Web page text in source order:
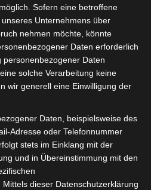
quia voluptas sit
sed quia consequuntur
voluptatem sequi
est, qui dolorem ipsum
adipisci velit.
Naming
Sofern eine betroffene
Unternehmens über
nehmen möchte, könnte
Daten erforderlich
Daten
solche Verarbeitung keine
wir generell eine Einwilligung der
Daten, beispielsweise des
Adresse oder Telefonnummer
stets im Einklang mit der
und in Übereinstimmung mit den
dieser Datenschutzerklärung